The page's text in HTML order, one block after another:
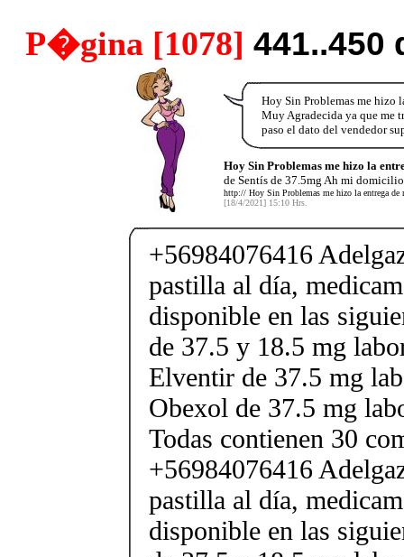
P�gina [1078] 441..450
Hoy Sin Problemas me hizo
Muy Agradecida ya que me
paso el dato del vendedor
Hoy Sin Problemas me hizo la
de Sentís de 37.5mg Ah mi
http:// Hoy Sin Problemas me hizo la entrega
[18/4/2021] 15:10 Hrs.
+56984076416
pastilla al día,
disponible en las
de 37.5 y 18.5 mg
Elventir de 37.5 mg
Obexol de 37.5 mg
Todas contienen 30
+56984076416
pastilla al día,
disponible en las